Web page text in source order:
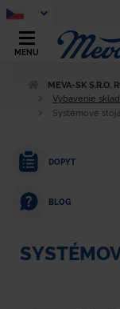
MENU
MEVA-SK S.R.O.
Vybavenie
Systémové
DOPYT
BLOG